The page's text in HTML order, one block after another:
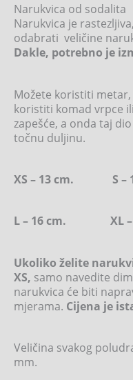
Narukvica od sodalita
Narukvica je
odabrati veličine
Dakle, potrebno je
Možete koristiti
koristiti komad vrpce
zapešće, a onda taj
točnu duljinu.
XS – 13 cm. S
L – 16 cm. XL –
Ukoliko želite
XS, samo navedite
narukvica će biti
mjerama. Cijena je
Veličina svakog
mm.